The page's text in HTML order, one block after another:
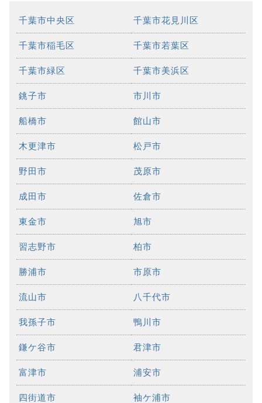
千葉市中央区 千葉市花見川区
千葉市稲毛区 千葉市若葉区
千葉市緑区 千葉市美浜区
銚子市 市川市
船橋市 館山市
木更津市 松戸市
野田市 茂原市
成田市 佐倉市
東金市 旭市
習志野市 柏市
勝浦市 市原市
流山市 八千代市
我孫子市 鴨川市
鎌ケ谷市 君津市
富津市 浦安市
四街道市 袖ケ浦市